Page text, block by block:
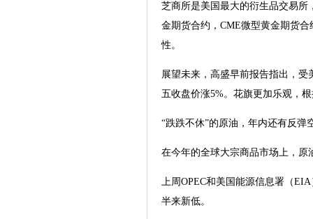
芝商所是美国最大的衍生品交易
金期货合约，CME微型黄金期货
性。
展望未来，高盛早前报告指出，
五收盘价涨5%。花旗更加乐观，
“跌跌不休”的原油，年内还有反弹
在今年的全球大宗商品市场上，原
上周OPEC和美国能源信息署（
半来新低。